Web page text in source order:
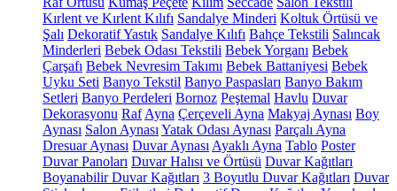
Kırlent ve Kırlent Kılıfı Sandalye Minderi Koltuk Örtüsü ve
Şalı Dekoratif Yastık Sandalye Kılıfı Bahçe Tekstili Salıncak
Minderleri Bebek Odası Tekstili Bebek Yorganı Bebek
Çarşafı Bebek Nevresim Takımı Bebek Battaniyesi Bebek
Uyku Seti Banyo Tekstil Banyo Paspasları Banyo Bakım
Setleri Banyo Perdeleri Bornoz Peştemal Havlu Duvar
Dekorasyonu Raf Ayna Çerçeveli Ayna Makyaj Aynası Boy
Aynası Salon Aynası Yatak Odası Aynası Parçalı Ayna
Dresuar Aynası Duvar Aynası Ayaklı Ayna Tablo Poster
Duvar Panoları Duvar Halısı ve Örtüsü Duvar Kağıtları
Boyanabilir Duvar Kağıtları 3 Boyutlu Duvar Kağıtları Duvar